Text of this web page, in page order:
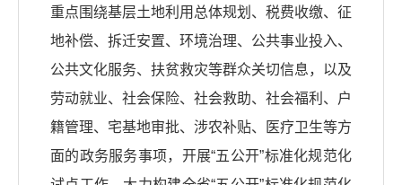
重点围绕基层土地利用总体规划、税费收缴、征
地补偿、拆迁安置、环境治理、公共事业投入、
公共文化服务、扶贫救灾等群众关切信息，以及
劳动就业、社会保险、社会救助、社会福利、户
籍管理、宅基地审批、涉农补贴、医疗卫生等方
面的政务服务事项，开展“五公开”标准化规范化